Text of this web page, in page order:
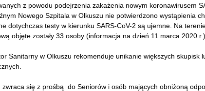
z powodu podejrzenia zakażenia nowym koronawirusem
Nowego Szpitala w Olkuszu nie potwierdzono wystąpienia
dotychczas testy w kierunku SARS-CoV-2 są ujemne. Na
objęte zostały 33 osoby (informacja na dzień 11 marca 2020 r.)
Sanitarny w Olkuszu rekomenduje unikanie większych skupisk
zwraca się z prośbą do Seniorów i osób mających obniżoną